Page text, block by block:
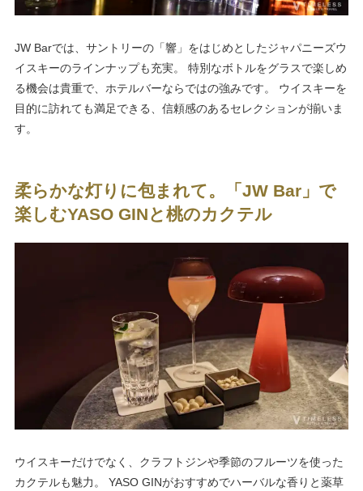
JW Barでは、サントリーの「響」をはじめとしたジャパニーズウ
イスキーのラインナップも充実。 特別なボトルをグラスで楽しめ
る機会は貴重で、ホテルバーならではの強みです。 ウイスキーを
目的に訪れても満足できる、信頼感のあるセレクションが揃いま
す。
柔らかな灯りに包まれて。「JW Bar」で
楽しむYASO GINと桃のカクテル
ウイスキーだけでなく、クラフトジンや季節のフルーツを使った
カクテルも魅力。 YASO GINがおすすめでハーバルな香りと薬草